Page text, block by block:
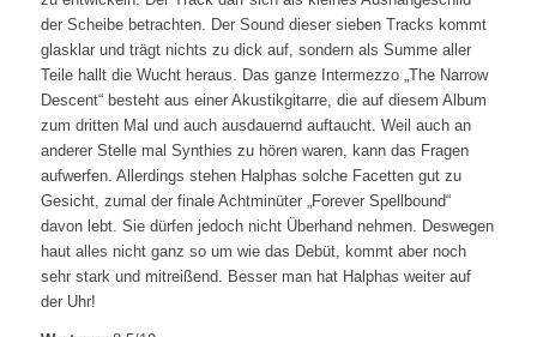
der Scheibe betrachten. Der Sound dieser sieben Tracks kommt
glasklar und trägt nichts zu dick auf, sondern als Summe aller
Teile hallt die Wucht heraus. Das ganze Intermezzo „The Narrow
Descent“ besteht aus einer Akustikgitarre, die auf diesem Album
zum dritten Mal und auch ausdauernd auftaucht. Weil auch an
anderer Stelle mal Synthies zu hören waren, kann das Fragen
aufwerfen. Allerdings stehen Halphas solche Facetten gut zu
Gesicht, zumal der finale Achtminüter „Forever Spellbound“
davon lebt. Sie dürfen jedoch nicht Überhand nehmen. Deswegen
haut alles nicht ganz so um wie das Debüt, kommt aber noch
sehr stark und mitreißend. Besser man hat Halphas weiter auf
der Uhr!